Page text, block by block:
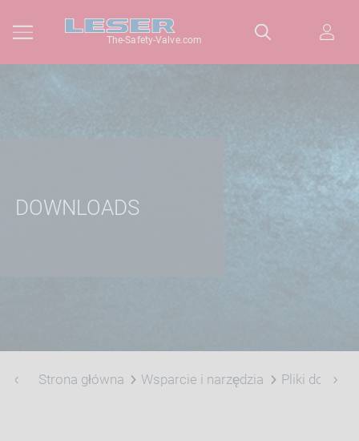
The-Safety-Valve.com
DOWNLOADS
Strona główna Wsparcie i narzędzia Pliki do